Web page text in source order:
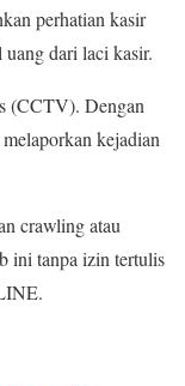
perhatian kasir
uang dari laci kasir.
(CCTV). Dengan
kejadian
crawling atau
ini tanpa izin tertulis